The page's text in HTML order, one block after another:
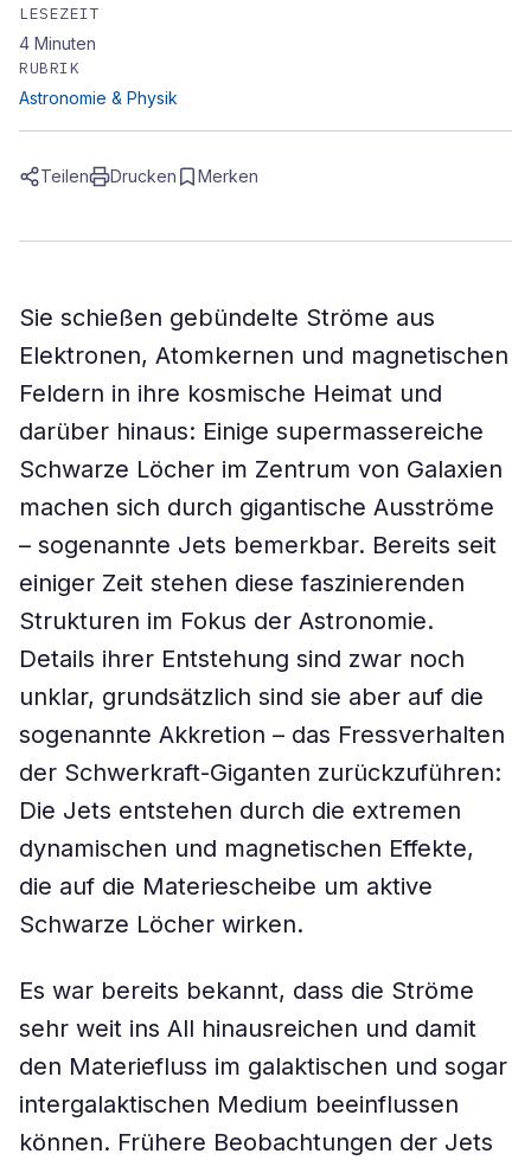
LESEZEIT
4 Minuten
RUBRIK
Astronomie & Physik
Teilen Drucken Merken
Sie schießen gebündelte Ströme aus
Elektronen, Atomkernen und magnetischen
Feldern in ihre kosmische Heimat und
darüber hinaus: Einige supermassereiche
Schwarze Löcher im Zentrum von Galaxien
machen sich durch gigantische Ausströme
– sogenannte Jets bemerkbar. Bereits seit
einiger Zeit stehen diese faszinierenden
Strukturen im Fokus der Astronomie.
Details ihrer Entstehung sind zwar noch
unklar, grundsätzlich sind sie aber auf die
sogenannte Akkretion – das Fressverhalten
der Schwerkraft-Giganten zurückzuführen:
Die Jets entstehen durch die extremen
dynamischen und magnetischen Effekte,
die auf die Materiescheibe um aktive
Schwarze Löcher wirken.
Es war bereits bekannt, dass die Ströme
sehr weit ins All hinausreichen und damit
den Materiefluss im galaktischen und sogar
intergalaktischen Medium beeinflussen
können. Frühere Beobachtungen der Jets